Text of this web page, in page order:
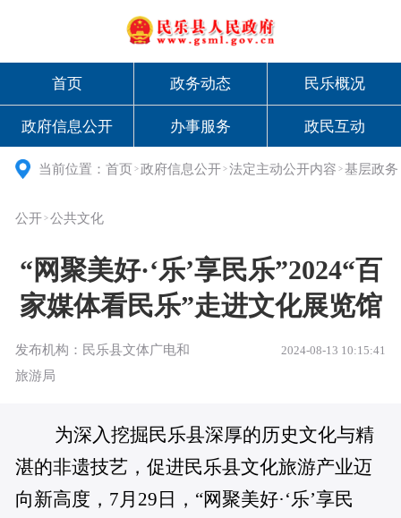
首页 政务动态 民乐概况
政府信息公开 办事服务 政民互动
当前位置：首页 > 政府信息公开 >法定主动公开内容 > 基层政务
公开 >公共文化
“网聚美好·‘乐’享民乐”2024“百
家媒体看民乐”走进文化展览馆
发布机构：民乐县文体广电和
旅游局
2024-08-13 10:15:41
为深入挖掘民乐县深厚的历史文化与精
湛的非遗技艺，促进民乐县文化旅游产业迈
向新高度，7月29日，“网聚美好·‘乐’享民